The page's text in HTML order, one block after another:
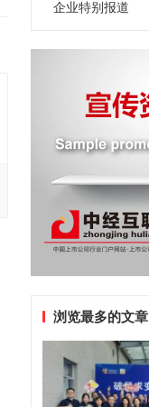
企业特别报道
浏览最多的文章